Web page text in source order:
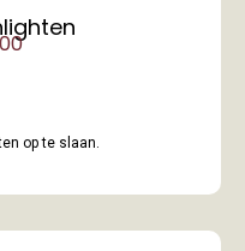
op te slaan.